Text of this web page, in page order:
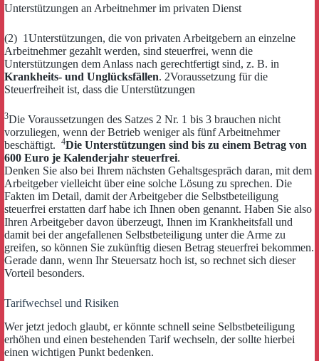
Unterstützungen an Arbeitnehmer im privaten Dienst
(2) 1Unterstützungen, die von privaten Arbeitgebern an einzelne
Arbeitnehmer gezahlt werden, sind steuerfrei, wenn die
Unterstützungen dem Anlass nach gerechtfertigt sind, z. B. in
Krankheits- und Unglücksfällen. 2Voraussetzung für die
Steuerfreiheit ist, dass die Unterstützungen
3Die Voraussetzungen des Satzes 2 Nr. 1 bis 3 brauchen nicht
vorzuliegen, wenn der Betrieb weniger als fünf Arbeitnehmer
beschäftigt.
4Die Unterstützungen sind bis zu einem Betrag von
600 Euro je Kalenderjahr steuerfrei.
Denken Sie also bei Ihrem nächsten Gehaltsgespräch daran, mit dem
Arbeitgeber vielleicht über eine solche Lösung zu sprechen. Die
Fakten im Detail, damit der Arbeitgeber die Selbstbeteiligung
steuerfrei erstatten darf habe ich Ihnen oben genannt. Haben Sie also
Ihren Arbeitgeber davon überzeugt, Ihnen im Krankheitsfall und
damit bei der angefallenen Selbstbeteiligung unter die Arme zu
greifen, so können Sie zukünftig diesen Betrag steuerfrei bekommen.
Gerade dann, wenn Ihr Steuersatz hoch ist, so rechnet sich dieser
Vorteil besonders.
Tarifwechsel und Risiken
Wer jetzt jedoch glaubt, er könnte schnell seine Selbstbeteiligung
erhöhen und einen bestehenden Tarif wechseln, der sollte hierbei
einen wichtigen Punkt bedenken.